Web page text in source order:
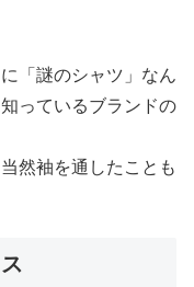
「謎のシャツ」なん
っているブランドの
然袖を通したことも